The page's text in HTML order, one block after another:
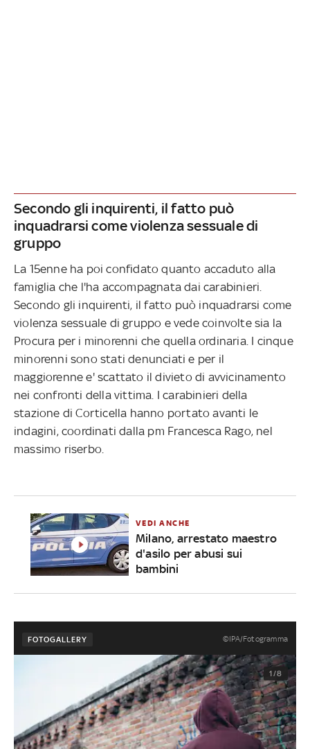
Secondo gli inquirenti, il fatto può
inquadrarsi come violenza sessuale di
gruppo
La 15enne ha poi confidato quanto accaduto alla
famiglia che l'ha accompagnata dai carabinieri.
Secondo gli inquirenti, il fatto può inquadrarsi come
violenza sessuale di gruppo e vede coinvolte sia la
Procura per i minorenni che quella ordinaria. I cinque
minorenni sono stati denunciati e per il
maggiorenne e' scattato il divieto di avvicinamento
nei confronti della vittima. I carabinieri della
stazione di Corticella hanno portato avanti le
indagini, coordinati dalla pm Francesca Rago, nel
massimo riserbo.
VEDI ANCHE
Milano, arrestato maestro
d'asilo per abusi sui
bambini
FOTOGALLERY ©IPA/Fotogramma
1/8